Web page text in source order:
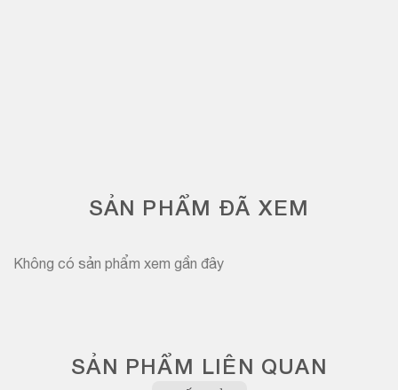
SẢN PHẨM ĐÃ XEM
Không có sản phẩm xem gần đây
SẢN PHẨM LIÊN QUAN